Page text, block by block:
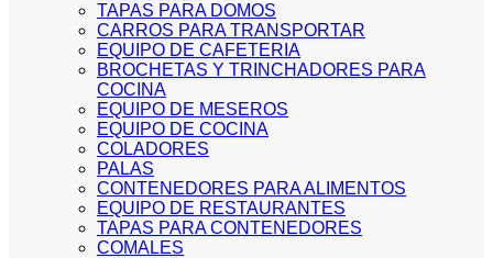
TAPAS PARA DOMOS
CARROS PARA TRANSPORTAR
EQUIPO DE CAFETERIA
BROCHETAS Y TRINCHADORES PARA
COCINA
EQUIPO DE MESEROS
EQUIPO DE COCINA
COLADORES
PALAS
CONTENEDORES PARA ALIMENTOS
EQUIPO DE RESTAURANTES
TAPAS PARA CONTENEDORES
COMALES